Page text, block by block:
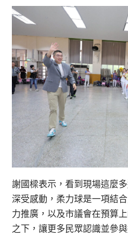
謝國樑表示，看到現場這麼
深受感動，柔力球是一項結
力推廣，以及市議會在預算
之下，讓更多民眾認識並參